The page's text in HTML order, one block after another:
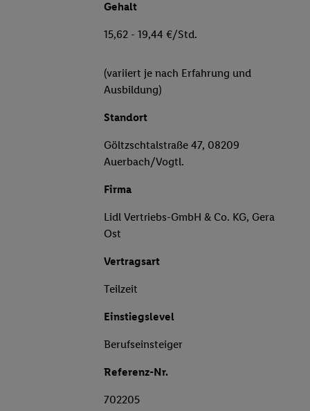
Gehalt
15,62 - 19,44 €/Std.
(variiert je nach Erfahrung und
Ausbildung)
Standort
Göltzschtalstraße 47, 08209
Auerbach/Vogtl.
Firma
Lidl Vertriebs-GmbH & Co. KG, Gera
Ost
Vertragsart
Teilzeit
Einstiegslevel
Berufseinsteiger
Referenz-Nr.
702205